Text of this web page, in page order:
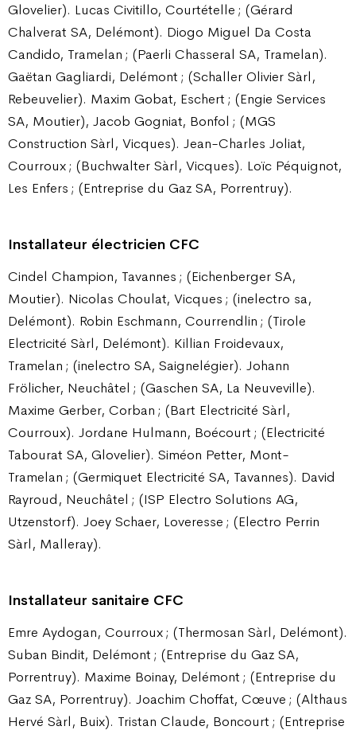
Glovelier). Lucas Civitillo, Courtételle ; (Gérard
Chalverat SA, Delémont). Diogo Miguel Da Costa
Candido, Tramelan ; (Paerli Chasseral SA, Tramelan).
Gaëtan Gagliardi, Delémont ; (Schaller Olivier Sàrl,
Rebeuvelier). Maxim Gobat, Eschert ; (Engie Services
SA, Moutier), Jacob Gogniat, Bonfol ; (MGS
Construction Sàrl, Vicques). Jean-Charles Joliat,
Courroux ; (Buchwalter Sàrl, Vicques). Loïc Péquignot,
Les Enfers ; (Entreprise du Gaz SA, Porrentruy).
Installateur électricien CFC
Cindel Champion, Tavannes ; (Eichenberger SA,
Moutier). Nicolas Choulat, Vicques ; (inelectro sa,
Delémont). Robin Eschmann, Courrendlin ; (Tirole
Electricité Sàrl, Delémont). Killian Froidevaux,
Tramelan ; (inelectro SA, Saignelégier). Johann
Frölicher, Neuchâtel ; (Gaschen SA, La Neuveville).
Maxime Gerber, Corban ; (Bart Electricité Sàrl,
Courroux). Jordane Hulmann, Boécourt ; (Electricité
Tabourat SA, Glovelier). Siméon Petter, Mont-
Tramelan ; (Germiquet Electricité SA, Tavannes). David
Rayroud, Neuchâtel ; (ISP Electro Solutions AG,
Utzenstorf). Joey Schaer, Loveresse ; (Electro Perrin
Sàrl, Malleray).
Installateur sanitaire CFC
Emre Aydogan, Courroux ; (Thermosan Sàrl, Delémont).
Suban Bindit, Delémont ; (Entreprise du Gaz SA,
Porrentruy). Maxime Boinay, Delémont ; (Entreprise du
Gaz SA, Porrentruy). Joachim Choffat, Cœuve ; (Althaus
Hervé Sàrl, Buix). Tristan Claude, Boncourt ; (Entreprise